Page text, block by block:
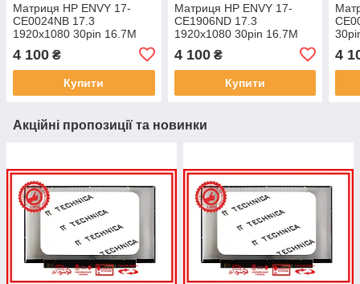
Матриця HP ENVY 17-
CE0024NB 17.3
1920x1080 30pin 16.7M
72% NTSC 300 cd/m² для
ноутбука
4 100 ₴
Купити
Матриця HP ENVY 17-
CE1906ND 17.3
1920x1080 30pin 16.7M
72% NTSC 300 cd/m² для
ноутбука
4 100₴
Купити
4
Акційні пропозиції та новинки